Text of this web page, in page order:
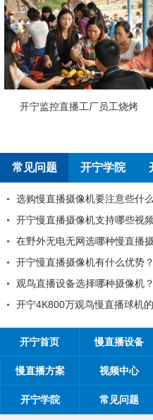
员工烧烤
开宁监控直播工
常见问题 开宁学院
要注意些什么？
支持哪些视频直播平台？
哪种慢直播摄像机？
有什么优势？
哪种摄像机？
慢直播球机的画质如何？
开宁首页 慢直播设备
慢直播方案 视频中心
开宁学院 常见问题